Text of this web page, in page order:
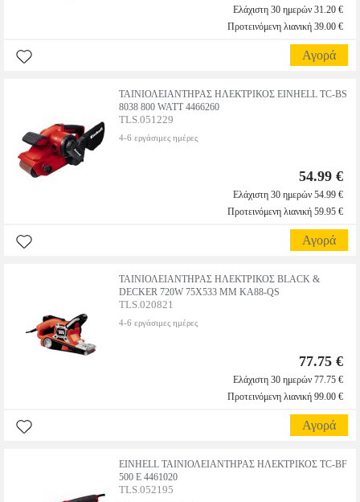
Ελάχιστη 30 ημερών 31.20 €
Προτεινόμενη λιανική 39.00 €
Αγορά
ΤΑΙΝΙΟΛΕΙΑΝΤΗΡΑΣ ΗΛΕΚΤΡΙΚΟΣ EINHELL TC-BS
8038 800 WATT 4466260
TLS.051229
4-6 εργάσιμες ημέρες
54.99 €
Ελάχιστη 30 ημερών 54.99 €
Προτεινόμενη λιανική 59.95 €
Αγορά
ΤΑΙΝΙΟΛΕΙΑΝΤΗΡΑΣ ΗΛΕΚΤΡΙΚΟΣ BLACK &
DECKER 720W 75X533 MM KA88-QS
TLS.020821
4-6 εργάσιμες ημέρες
77.75 €
Ελάχιστη 30 ημερών 77.75 €
Προτεινόμενη λιανική 99.00 €
Αγορά
EINHELL ΤΑΙΝΙΟΛΕΙΑΝΤΗΡΑΣ ΗΛΕΚΤΡΙΚΟΣ TC-BF
500 E 4461020
TLS.052195